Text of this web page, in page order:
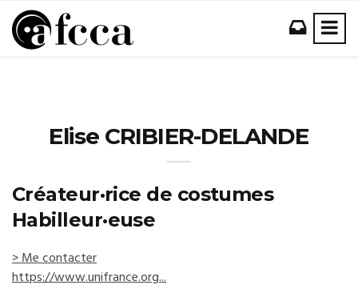
Elise CRIBIER-DELANDE
Créateur·rice de costumes
Habilleur·euse
> Me contacter
https://www.unifrance.org...